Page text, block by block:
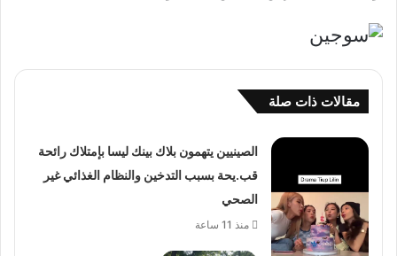
مقالات ذات صلة
الصينيين يتهمون بلاك بينك ليسا بإمتلاك رائحة
قب.يحة بسبب التدخين والنظام الغذائي غير
الصحي
منذ 11 ساعة